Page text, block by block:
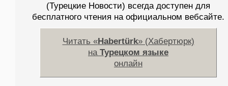
(Турецкие Новости) всегда доступен для
бесплатного чтения на официальном вебсайте.
Читать «Habertürk» (Хабертюрк)
на Турецком языке
онлайн